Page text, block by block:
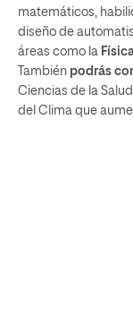
matemáticos,
diseño de
áreas como la
También podrás
Ciencias de la
del Clima que